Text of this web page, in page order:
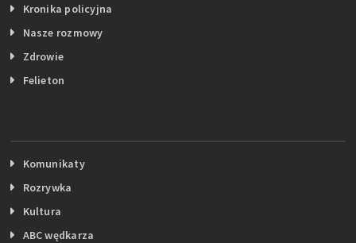
Kronika policyjna
Nasze rozmowy
Zdrowie
Felieton
Komunikaty
Rozrywka
Kultura
ABC wędkarza